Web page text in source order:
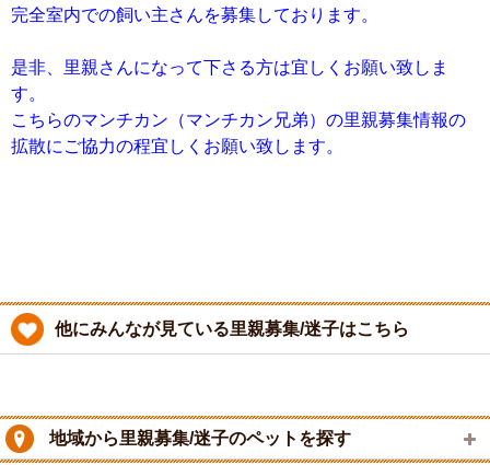
完全室内での飼い主さんを募集しております。
是非、里親さんになって下さる方は宜しくお願い致しま
す。
こちらのマンチカン（マンチカン兄弟）の里親募集情報の
拡散にご協力の程宜しくお願い致します。
他にみんなが見ている里親募集/迷子はこちら
地域から里親募集/迷子のペットを探す